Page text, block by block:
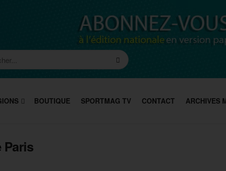
BOUTIQUE SPORTMAG TV CONTACT ARCHIVES
Paris